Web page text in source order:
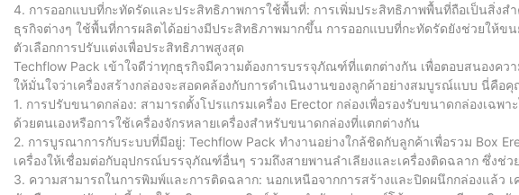
4. การออกแบบที่กะทัดรัดและประสิทธิภาพการใช้พื้นที่: การเพิ่มประสิทธิภาพพื้นที่ถือเป็นสิ่ง
ธุรกิจต่างๆ ใช้พื้นที่การผลิตได้อย่างมีประสิทธิภาพมากขึ้น การออกแบบที่กะทัดรัดยังช่วยให้
ตัวเลือกการปรับแต่งเพื่อประสิทธิภาพสูงสุด
Techflow Pack เข้าใจดีว่าทุกธุรกิจมีความต้องการบรรจุภัณฑ์ที่แตกต่างกัน เพื่อตอบสนองคว
ให้มั่นใจว่าเครื่องสร้างกล่องจะสอดคล้องกับการดำเนินงานของลูกค้าอย่างสมบูรณ์แบบ นี่คือ
1. การปรับขนาดกล่อง: สามารถตั้งโปรแกรมเครื่อง Erector กล่องเพื่อรองรับขนาดกล่องเฉ
ด้วยตนเองหรือการใช้เครื่องจักรหลายเครื่องสำหรับขนาดกล่องที่แตกต่างกัน
2. การบูรณาการกับระบบที่มีอยู่: Techflow Pack ทำงานอย่างใกล้ชิดกับลูกค้าเพื่อรวม Box
เครื่องให้เชื่อมต่อกับอุปกรณ์บรรจุภัณฑ์อื่นๆ รวมถึงสายพานลำเลียงและเครื่องติดฉลาก ซึ่ง
3. ความสามารถในการพิมพ์และการติดฉลาก: นอกเหนือจากการสร้างและปิดผนึกกล่องแล้ว